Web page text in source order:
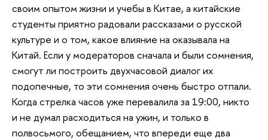
своим опытом жизни и учебы в Китае, а китайские
студенты приятно радовали рассказами о русской
культуре и о том, какое влияние на оказывала на
Китай. Если у модераторов сначала и были сомнения,
смогут ли построить двухчасовой диалог их
подопечные, то эти сомнения очень быстро отпали.
Когда стрелка часов уже перевалила за 19:00, никто
и не думал расходиться на ужин, и только в
полвосьмого, обещанием, что впереди еще два